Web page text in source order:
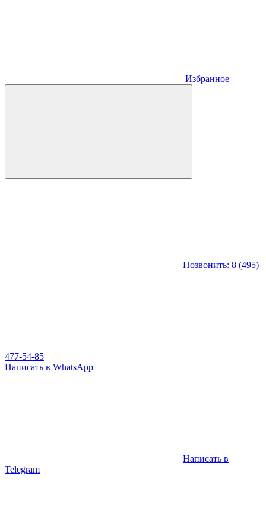
Избранное
Позвонить: 8 (495)
477-54-85
Написать в WhatsApp
Написать в
Telegram